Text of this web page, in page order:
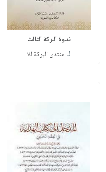
ندوة البركة الثالث
لـ منتدى البركة للا